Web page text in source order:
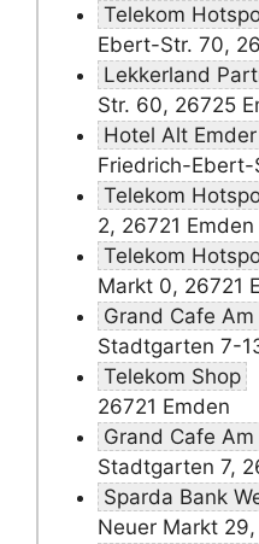
Telekom
Ebert-Str. 70,
Lekkerland
Str. 60, 26725
Hotel Alt
Friedrich-Ebert-
Telekom
2, 26721 Emden
Telekom
Markt 0, 26721
Grand Cafe
Stadtgarten 7-
Telekom Shop
26721 Emden
Grand Cafe
Stadtgarten 7,
Sparda Bank
Neuer Markt